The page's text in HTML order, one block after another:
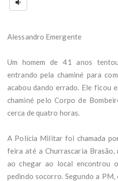
Alessandro Emergente
Um homem de 41 anos
entrando pela chaminé para
acabou dando errado. Ele ficou
chaminé pelo Corpo de
cerca de quatro horas.
A Polícia Militar foi chamada
feira até a Churrascaria Brasão,
ao chegar ao local encontrou o
pedindo socorro. Segundo a